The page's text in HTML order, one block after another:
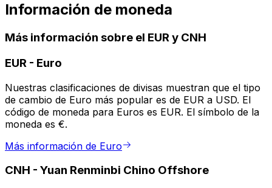
Información de moneda
Más información sobre el EUR y CNH
EUR - Euro
Nuestras clasificaciones de divisas muestran que el tipo
de cambio de Euro más popular es de EUR a USD. El
código de moneda para Euros es EUR. El símbolo de la
moneda es €.
Más información de Euro
CNH - Yuan Renminbi Chino Offshore